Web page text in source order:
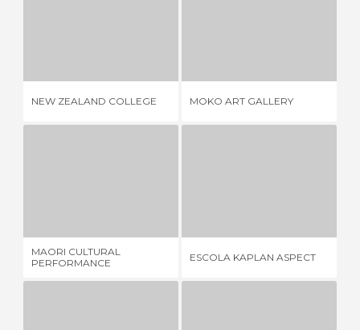
NEW ZEALAND COLLEGE MOKO ART GALLERY
MAORI CULTURAL
PERFORMANCE
ESCOLA KAPLAN ASPECT